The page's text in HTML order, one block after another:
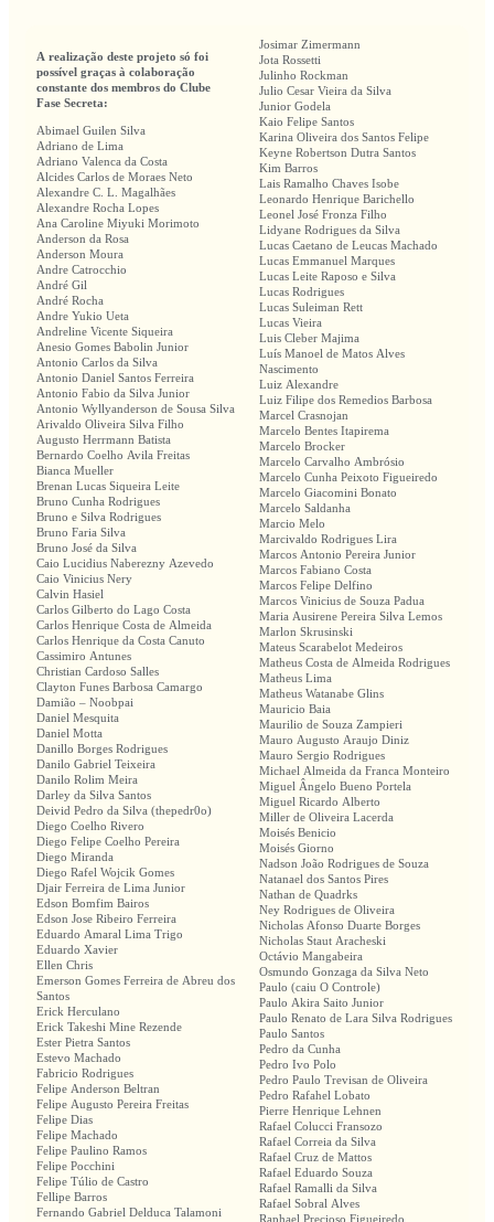
A realização deste projeto só foi
possível graças à colaboração
constante dos membros do Clube
Fase Secreta:
Abimael Guilen Silva
Adriano de Lima
Adriano Valenca da Costa
Alcides Carlos de Moraes Neto
Alexandre C. L. Magalhães
Alexandre Rocha Lopes
Ana Caroline Miyuki Morimoto
Anderson da Rosa
Anderson Moura
Andre Catrocchio
André Gil
André Rocha
Andre Yukio Ueta
Andreline Vicente Siqueira
Anesio Gomes Babolin Junior
Antonio Carlos da Silva
Antonio Daniel Santos Ferreira
Antonio Fabio da Silva Junior
Antonio Wyllyanderson de Sousa Silva
Arivaldo Oliveira Silva Filho
Augusto Herrmann Batista
Bernardo Coelho Avila Freitas
Bianca Mueller
Brenan Lucas Siqueira Leite
Bruno Cunha Rodrigues
Bruno e Silva Rodrigues
Bruno Faria Silva
Bruno José da Silva
Caio Lucidius Naberezny Azevedo
Caio Vinicius Nery
Calvin Hasiel
Carlos Gilberto do Lago Costa
Carlos Henrique Costa de Almeida
Carlos Henrique da Costa Canuto
Cassimiro Antunes
Christian Cardoso Salles
Clayton Funes Barbosa Camargo
Damião – Noobpai
Daniel Mesquita
Daniel Motta
Danillo Borges Rodrigues
Danilo Gabriel Teixeira
Danilo Rolim Meira
Darley da Silva Santos
Deivid Pedro da Silva (thepedr0o)
Diego Coelho Rivero
Diego Felipe Coelho Pereira
Diego Miranda
Diego Rafel Wojcik Gomes
Djair Ferreira de Lima Junior
Edson Bomfim Bairos
Edson Jose Ribeiro Ferreira
Eduardo Amaral Lima Trigo
Eduardo Xavier
Ellen Chris
Emerson Gomes Ferreira de Abreu dos
Santos
Erick Herculano
Erick Takeshi Mine Rezende
Ester Pietra Santos
Estevo Machado
Fabricio Rodrigues
Felipe Anderson Beltran
Felipe Augusto Pereira Freitas
Felipe Dias
Felipe Machado
Felipe Paulino Ramos
Felipe Pocchini
Felipe Túlio de Castro
Fellipe Barros
Fernando Gabriel Delduca Talamoni
Josimar Zimermann
Jota Rossetti
Julinho Rockman
Julio Cesar Vieira da Silva
Junior Godela
Kaio Felipe Santos
Karina Oliveira dos Santos Felipe
Keyne Robertson Dutra Santos
Kim Barros
Lais Ramalho Chaves Isobe
Leonardo Henrique Barichello
Leonel José Fronza Filho
Lidyane Rodrigues da Silva
Lucas Caetano de Leucas Machado
Lucas Emmanuel Marques
Lucas Leite Raposo e Silva
Lucas Rodrigues
Lucas Suleiman Rett
Lucas Vieira
Luis Cleber Majima
Luís Manoel de Matos Alves
Nascimento
Luiz Alexandre
Luiz Filipe dos Remedios Barbosa
Marcel Crasnojan
Marcelo Bentes Itapirema
Marcelo Brocker
Marcelo Carvalho Ambrósio
Marcelo Cunha Peixoto Figueiredo
Marcelo Giacomini Bonato
Marcelo Saldanha
Marcio Melo
Marcivaldo Rodrigues Lira
Marcos Antonio Pereira Junior
Marcos Fabiano Costa
Marcos Felipe Delfino
Marcos Vinicius de Souza Padua
Maria Ausirene Pereira Silva Lemos
Marlon Skrusinski
Mateus Scarabelot Medeiros
Matheus Costa de Almeida Rodrigues
Matheus Lima
Matheus Watanabe Glins
Mauricio Baia
Maurilio de Souza Zampieri
Mauro Augusto Araujo Diniz
Mauro Sergio Rodrigues
Michael Almeida da Franca Monteiro
Miguel Ângelo Bueno Portela
Miguel Ricardo Alberto
Miller de Oliveira Lacerda
Moisés Benicio
Moisés Giorno
Nadson João Rodrigues de Souza
Natanael dos Santos Pires
Nathan de Quadrks
Ney Rodrigues de Oliveira
Nicholas Afonso Duarte Borges
Nicholas Staut Aracheski
Octávio Mangabeira
Osmundo Gonzaga da Silva Neto
Paulo (caiu O Controle)
Paulo Akira Saito Junior
Paulo Renato de Lara Silva Rodrigues
Paulo Santos
Pedro da Cunha
Pedro Ivo Polo
Pedro Paulo Trevisan de Oliveira
Pedro Rafahel Lobato
Pierre Henrique Lehnen
Rafael Colucci Fransozo
Rafael Correia da Silva
Rafael Cruz de Mattos
Rafael Eduardo Souza
Rafael Ramalli da Silva
Rafael Sobral Alves
Raphael Precioso Figueiredo